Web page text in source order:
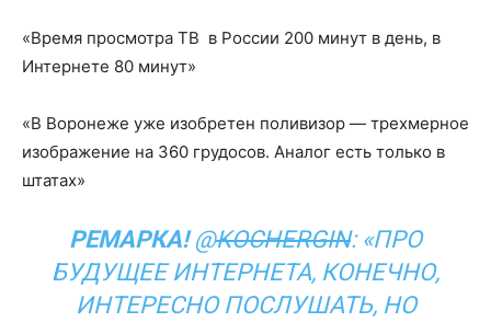
«Время просмотра ТВ в России 200 минут в день, в
Интернете 80 минут»
«В Воронеже уже изобретен поливизор — трехмерное
изображение на 360 грудосов. Аналог есть только в
штатах»
РЕМАРКА!@KOCHERGIN: «ПРО
БУДУЩЕЕ ИНТЕРНЕТА, КОНЕЧНО,
ИНТЕРЕСНО ПОСЛУШАТЬ, НО